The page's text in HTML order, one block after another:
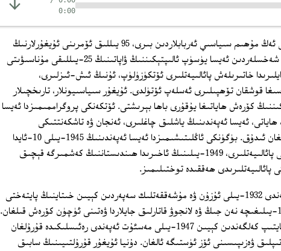
0:00
20-ئەسىر ئۇيغۇر تارىخىدىكى ئەڭ مۇھىم سىياسىي ئەربابلاردىن بىرى، 95 يىللىق ئۆمرىنى ئۇيغۇرلارنىڭ
ئەركىنلىكىگە ئاتىغان مۇھىم شەخسلەردىن ئەيسا يۈسۈپ ئالىپتېكىننىڭ ۋاپاتىنىڭ 25-يىللىقى مۇناسىۋىتى
خاتىرىلەش پائالىيەتلىرى ئۆتكۈزۈلۈپ، ئۇنىڭ ئىش-ئىزلىرى،
قوشقان تۆھپىلىرى ئەسلەپ ئۆتۈلدى. ئۇيغۇر سىياسىيونلار، تارىخچىلار
كۆرەش ھاياتىغا يۇقۇرى باھا بېرىشتى. ئۆتكەنكى پروگراممىمىزدا ئەيسا
ھاياتى، ئەيسا ئەپەندىنىڭ ياشلىق چاغلىرى، ئەنجان ۋە تاشكەنتتىكى
پائالىيەتلىرى ھەققىدە توختالغان ئىدۇق. بۈگۈنكى ئاڭلىتىشىمىزدا ئەيسا ئەپەندىنىڭ 1945-يىلى 10-ئايدا
ئۈرۈمچىگە بارغاندىن كېيىنكى پائالىيەتلىرى، 1949-يىلىنىڭ ئاخىرىدا ھىندىستاننىڭ كەشمىرگە قېچىق
ھەققىدە توختىلىمىز.
ئەيسا يۈسۈپ ئالىپتېكىن ئەپەندى 1932-يىلى ئۇزۇن ۋە مۇشەققەتلىك سەپەردىن كېيىن خىتاينىڭ پايتەختى
نەنجىڭگە يېتىپ بېرىپ، 1945-يىلىغىچە نەن جىڭ ۋە لانجوۋ قاتارلىق جايلاردا ۋەتىنى ئۈچۈن كۆرەش قىلغان.
1945-يىلى ئۇيغۇر دىيارىغا قايتىپ كەلگەندىن كېيىن 1947-يىلى مەسئۇت ئەپەندى رەئىسلىكىدە قۇرۇلغان
ۋەزىپىسىنى ئۆز ئۈستىگە ئالغان. دۇنيا ئۇيغۇر قۇرۇلتىيىنىڭ سابىق